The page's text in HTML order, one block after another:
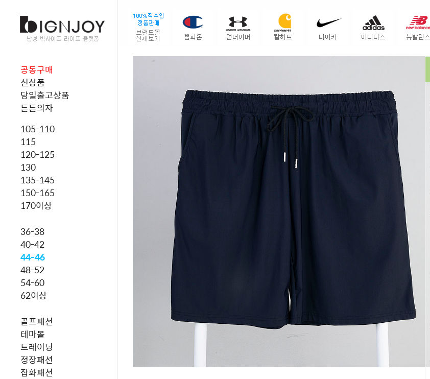
공동구매
신상품
당일출고상품
튼튼의자
105-110
115
120-125
130
135-145
150-165
170이상
36-38
40-42
44-46
48-52
54-60
62이상
골프패션
테마몰
트레이닝
정장패션
잡화패션